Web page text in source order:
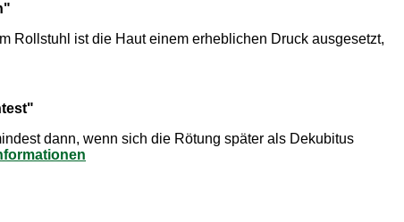
Rollstuhl ist die Haut einem erheblichen Druck ausgesetzt,
dann, wenn sich die Rötung später als Dekubitus